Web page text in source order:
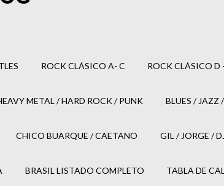
ROCK CLÁSICO A- C ROCK CLÁSICO D
METAL / HARD ROCK / PUNK BLUES / JAZZ
CHICO BUARQUE / CAETANO GIL / JORGE /
BRASIL LISTADO COMPLETO TABLA DE